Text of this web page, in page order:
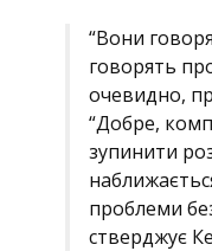
“Вони
говорять
очевидно,
“Добре,
зупинити
проблеми
стверджує